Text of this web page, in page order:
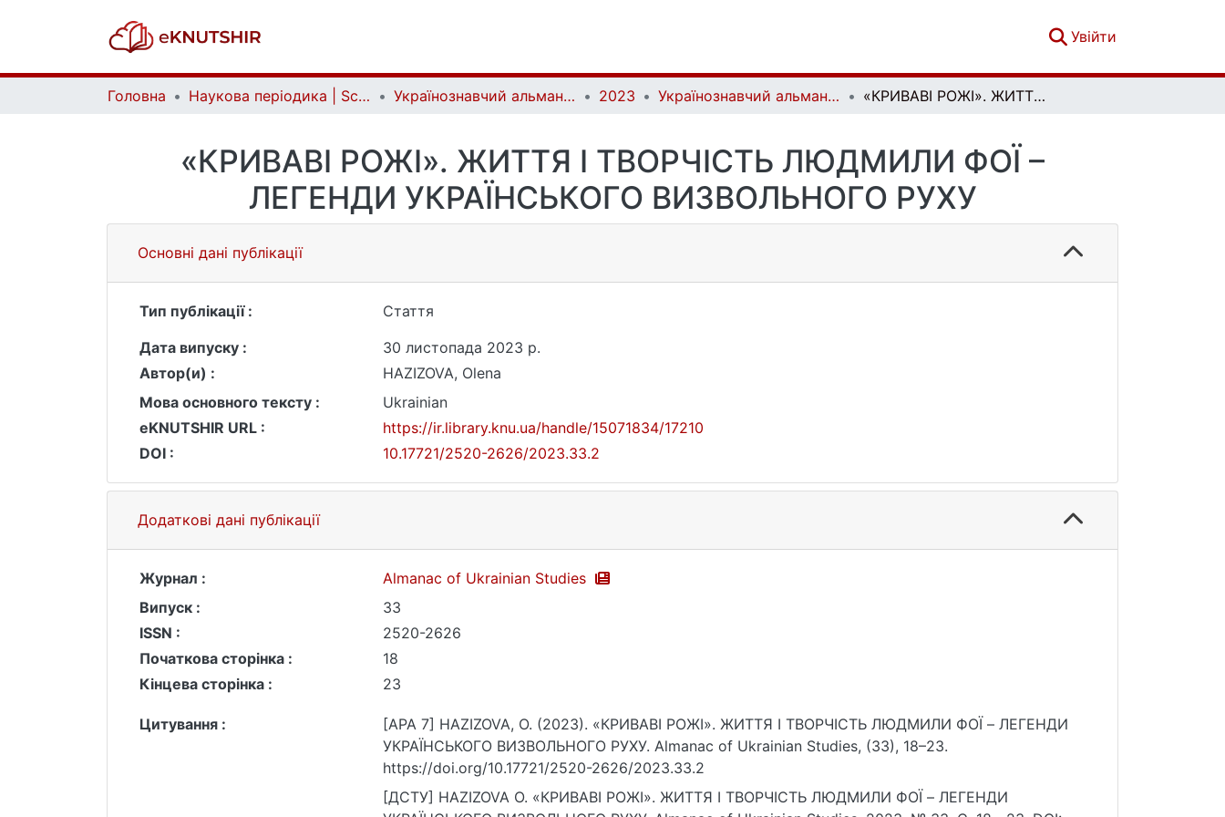
Увійти
Головна Наукова періодика | Scientific periodicals Українознавчий альманах | Almanac of Ukrainian Studies 2023 Українознавчий альманах. Випуск 33 «КРИВАВІ РОЖІ». ЖИТТЯ І ТВОРЧІСТЬ ЛЮДМИЛИ ФОЇ – ЛЕГЕНДИ УКРАЇНСЬКОГО ВИЗВОЛЬНОГО РУХУ
«КРИВАВІ РОЖІ». ЖИТТЯ І ТВОРЧІСТЬ ЛЮДМИЛИ ФОЇ –
ЛЕГЕНДИ УКРАЇНСЬКОГО ВИЗВОЛЬНОГО РУХУ
Основні дані публікації
Тип публікації :
Стаття
Дата випуску :
30 листопада 2023 р.
Автор(и) :
HAZIZOVA, Olena
Мова основного тексту :
Ukrainian
eKNUTSHIR URL :
https://ir.library.knu.ua/handle/15071834/17210
DOI :
10.17721/2520-2626/2023.33.2
Додаткові дані публікації
Журнал :
Almanac of Ukrainian Studies
Випуск :
33
ISSN :
2520-2626
Початкова сторінка :
18
Кінцева сторінка :
23
Цитування :
[APA 7] HAZIZOVA, O. (2023). «КРИВАВІ РОЖІ». ЖИТТЯ І ТВОРЧІСТЬ ЛЮДМИЛИ ФОЇ – ЛЕГЕНДИ
УКРАЇНСЬКОГО ВИЗВОЛЬНОГО РУХУ. Almanac of Ukrainian Studies, (33), 18–23.
https://doi.org/10.17721/2520-2626/2023.33.2
[ДСТУ] HAZIZOVA O. «КРИВАВІ РОЖІ». ЖИТТЯ І ТВОРЧІСТЬ ЛЮДМИЛИ ФОЇ – ЛЕГЕНДИ